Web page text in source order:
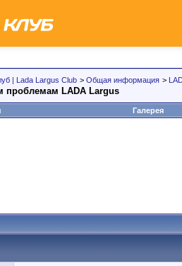
| Lada Largus Club > Общая информация >
LADA Largus
Галерея